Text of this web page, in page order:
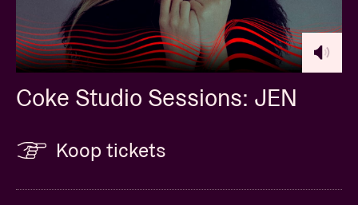
Coke Studio Sessions: JEN
Koop tickets